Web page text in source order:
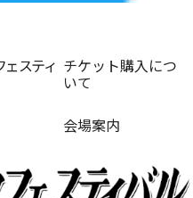
ェスティ チケット購入につ
いて
会場案内